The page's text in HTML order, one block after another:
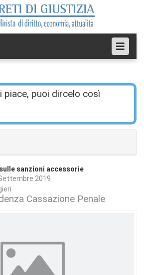
piace, puoi dircelo così
sanzioni accessorie
2019
Cassazione Penale